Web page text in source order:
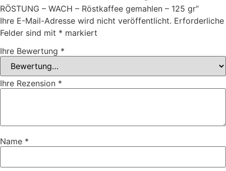
RÖSTUNG – WACH – Röstkaffee gemahlen – 125 gr“
Ihre E-Mail-Adresse wird nicht veröffentlicht. Erforderliche
Felder sind mit * markiert
Ihre Bewertung *
Ihre Rezension *
Name *